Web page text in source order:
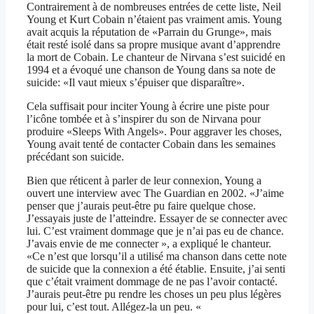
Contrairement à de nombreuses entrées de cette liste, Neil
Young et Kurt Cobain n’étaient pas vraiment amis. Young
avait acquis la réputation de «Parrain du Grunge», mais
était resté isolé dans sa propre musique avant d’apprendre
la mort de Cobain. Le chanteur de Nirvana s’est suicidé en
1994 et a évoqué une chanson de Young dans sa note de
suicide: «Il vaut mieux s’épuiser que disparaître».
Cela suffisait pour inciter Young à écrire une piste pour
l’icône tombée et à s’inspirer du son de Nirvana pour
produire «Sleeps With Angels». Pour aggraver les choses,
Young avait tenté de contacter Cobain dans les semaines
précédant son suicide.
Bien que réticent à parler de leur connexion, Young a
ouvert une interview avec The Guardian en 2002. «J’aime
penser que j’aurais peut-être pu faire quelque chose.
J’essayais juste de l’atteindre. Essayer de se connecter avec
lui. C’est vraiment dommage que je n’ai pas eu de chance.
J’avais envie de me connecter », a expliqué le chanteur.
«Ce n’est que lorsqu’il a utilisé ma chanson dans cette note
de suicide que la connexion a été établie. Ensuite, j’ai senti
que c’était vraiment dommage de ne pas l’avoir contacté.
J’aurais peut-être pu rendre les choses un peu plus légères
pour lui, c’est tout. Allégez-la un peu. «